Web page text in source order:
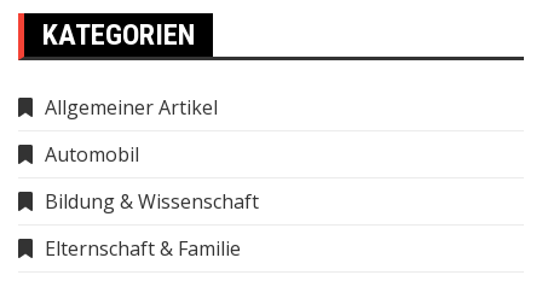
KATEGORIEN
Allgemeiner Artikel
Automobil
Bildung & Wissenschaft
Elternschaft & Familie